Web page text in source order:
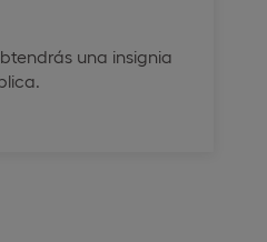
una insignia